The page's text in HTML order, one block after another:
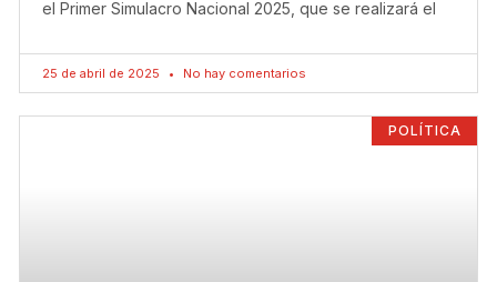
el Primer Simulacro Nacional 2025, que se realizará el
25 de abril de 2025 No hay comentarios
POLÍTICA